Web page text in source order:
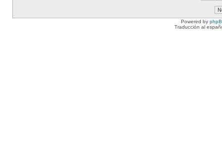
Powered by
Traducción al